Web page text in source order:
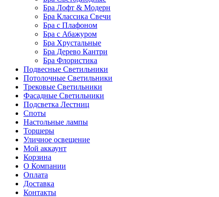
Бра Лофт & Модерн
Бра Классика Свечи
Бра с Плафоном
Бра с Абажуром
Бра Хрустальные
Бра Дерево Кантри
Бра Флористика
Подвесные Светильники
Потолочные Светильники
Трековые Светильники
Фасадные Светильники
Подсветка Лестниц
Споты
Настольные лампы
Торшеры
Уличное освещение
Мой аккаунт
Корзина
О Компании
Оплата
Доставка
Контакты